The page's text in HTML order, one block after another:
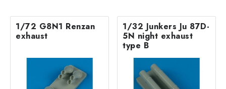
1/72 G8N1 Renzan
exhaust
1/32 Junkers Ju 87D-
5N night exhaust
type B